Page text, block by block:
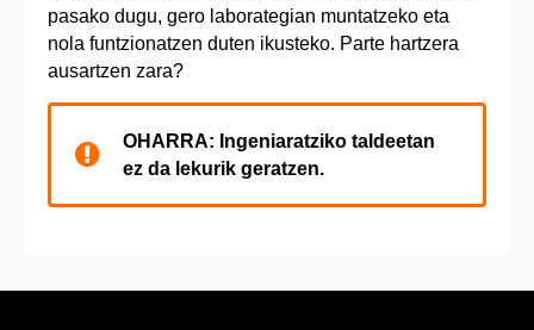
pasako dugu, gero laborategian muntatzeko eta
nola funtzionatzen duten ikusteko. Parte hartzera
ausartzen zara?
OHARRA: Ingeniaratziko taldeetan
ez da lekurik geratzen.